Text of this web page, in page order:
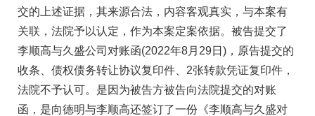
交的上述证据，其来源合法，内容客观真实，与本案有
关联，法院予以认定，作为本案定案依据。被告提交了
李顺高与久盛公司对账函(2022年8月29日)，原告提交的
收条、债权债务转让协议复印件、2张转款凭证复印件，
法院不予认可。是因为被告方被告向法院提交的对账
函，是向德明与李顺高还签订了一份《李顺高与久盛对